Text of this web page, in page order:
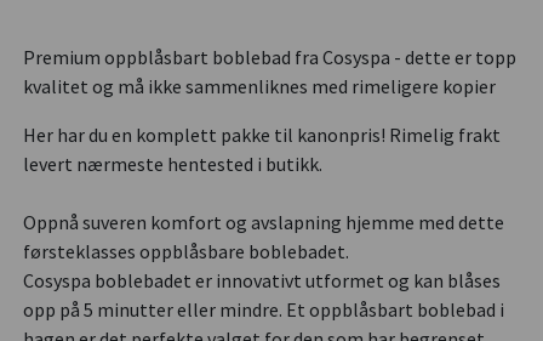
Premium oppblåsbart boblebad fra Cosyspa - dette er topp
kvalitet og må ikke sammenliknes med rimeligere kopier
Her har du en komplett pakke til kanonpris! Rimelig frakt
levert nærmeste hentested i butikk.
Oppnå suveren komfort og avslapning hjemme med dette
førsteklasses oppblåsbare boblebadet.
Cosyspa boblebadet er innovativt utformet og kan blåses
opp på 5 minutter eller mindre. Et oppblåsbart boblebad i